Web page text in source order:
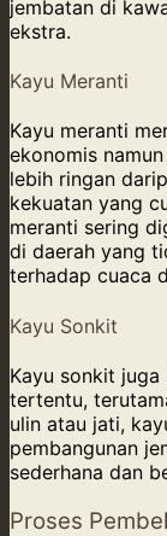
jembatan di
ekstra.
Kayu Meranti
Kayu meranti
ekonomis
lebih ringan
kekuatan yang
meranti sering
di daerah yang
terhadap cuaca
Kayu Sonkit
Kayu sonkit
tertentu,
ulin atau jati,
pembangunan
sederhana dan
Proses